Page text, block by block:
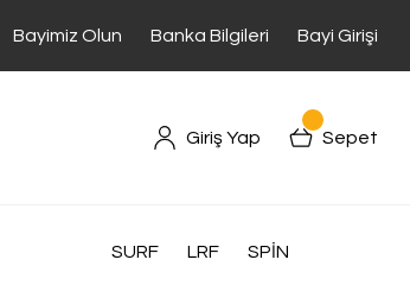
Bayimiz Olun Banka Bilgileri Bayi Girişi
Giriş Yap Sepet
SURF LRF SPİN